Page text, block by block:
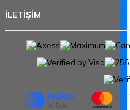
İLETİŞİM